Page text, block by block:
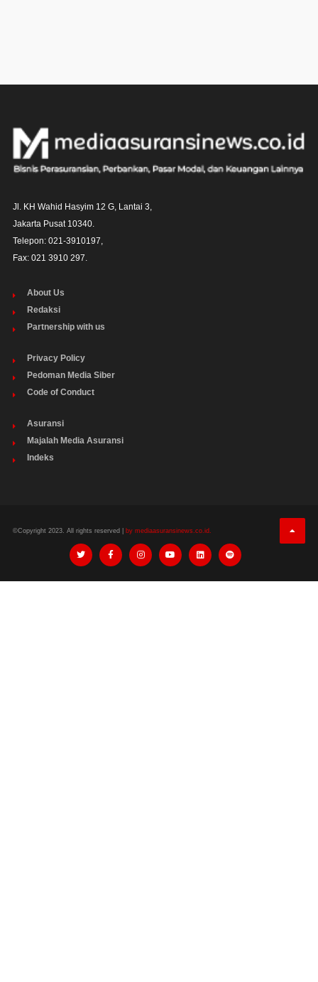
Jl. KH Wahid Hasyim 12 G, Lantai 3,
Jakarta Pusat 10340.
Telepon: 021-3910197,
Fax: 021 3910 297.
About Us
Redaksi
Partnership with us
Privacy Policy
Pedoman Media Siber
Code of Conduct
Asuransi
Majalah Media Asuransi
Indeks
©Copyright 2023. All rights reserved | by mediaasuransinews.co.id.